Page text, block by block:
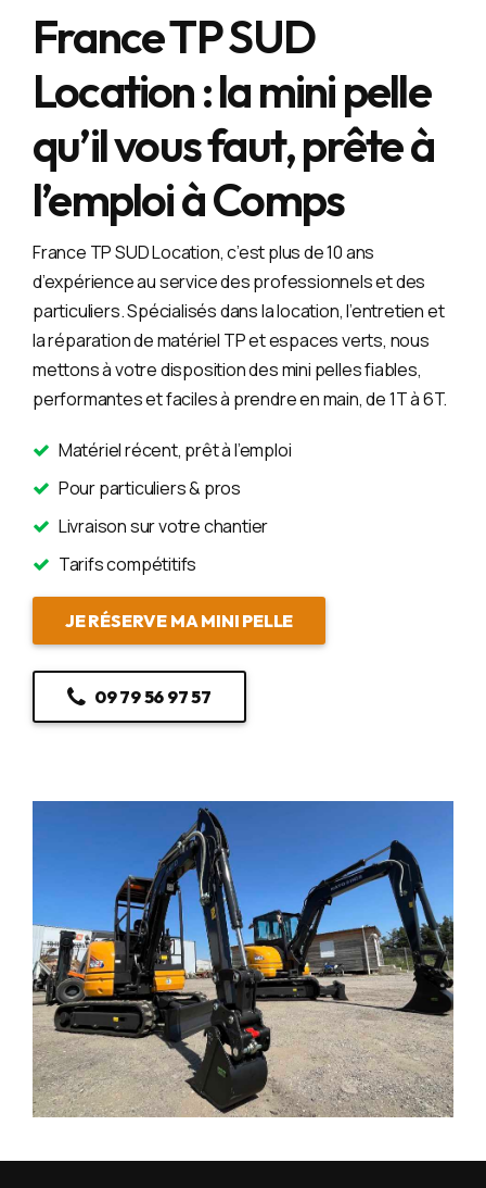
France TP SUD
Location : la mini pelle
qu’il vous faut, prête à
l’emploi à Comps
France TP SUD Location, c’est plus de 10 ans
d’expérience au service des professionnels et des
particuliers. Spécialisés dans la location, l’entretien et
la réparation de matériel TP et espaces verts, nous
mettons à votre disposition des mini pelles fiables,
performantes et faciles à prendre en main, de 1T à 6T.
Matériel récent, prêt à l’emploi
Pour particuliers & pros
Livraison sur votre chantier
Tarifs compétitifs
JE RÉSERVE MA MINI PELLE
09 79 56 97 57